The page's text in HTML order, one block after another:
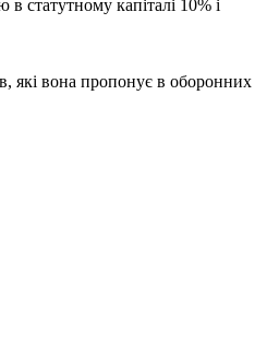
статутному капіталі 10% і
які вона пропонує в оборонних